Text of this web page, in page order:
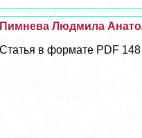
Пимнева Людмила
Статья в формате PDF 148